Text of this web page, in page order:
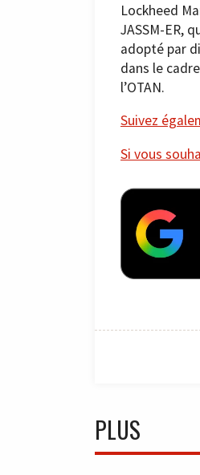
Lockheed
JASSM-ER,
adopté par
dans le
l’OTAN.
Suivez
Si vous
PLUS